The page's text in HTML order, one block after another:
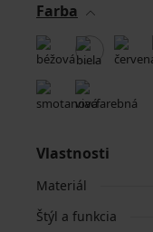
Farba
Vlastnosti
Materiál
Štýl a funkcia